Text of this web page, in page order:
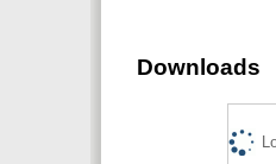
Downloads